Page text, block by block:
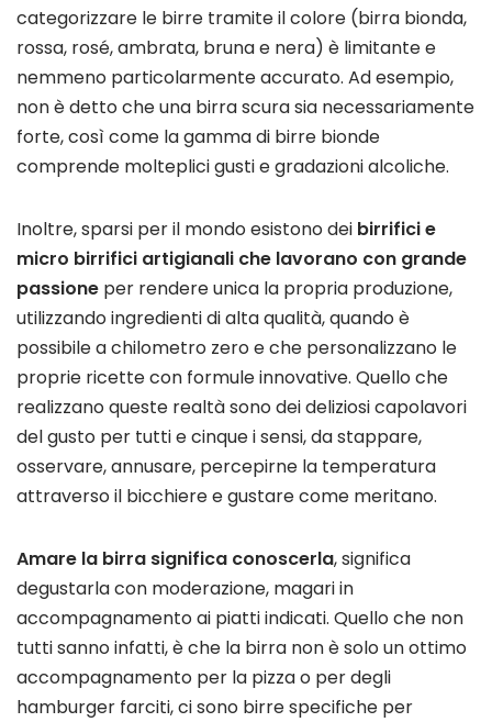
categorizzare le birre tramite il colore (birra bionda,
rossa, rosé, ambrata, bruna e nera) è limitante e
nemmeno particolarmente accurato. Ad esempio,
non è detto che una birra scura sia necessariamente
forte, così come la gamma di birre bionde
comprende molteplici gusti e gradazioni alcoliche.
Inoltre, sparsi per il mondo esistono dei birrifici e
micro birrifici artigianali che lavorano con grande
passione per rendere unica la propria produzione,
utilizzando ingredienti di alta qualità, quando è
possibile a chilometro zero e che personalizzano le
proprie ricette con formule innovative. Quello che
realizzano queste realtà sono dei deliziosi capolavori
del gusto per tutti e cinque i sensi, da stappare,
osservare, annusare, percepirne la temperatura
attraverso il bicchiere e gustare come meritano.
Amare la birra significa conoscerla, significa
degustarla con moderazione, magari in
accompagnamento ai piatti indicati. Quello che non
tutti sanno infatti, è che la birra non è solo un ottimo
accompagnamento per la pizza o per degli
hamburger farciti, ci sono birre specifiche per